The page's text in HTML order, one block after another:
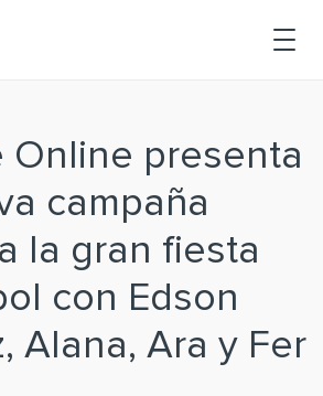
Online presenta
campaña
la gran fiesta
con Edson
Alana, Ara y Fer